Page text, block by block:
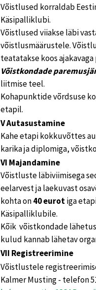
Võistlused korraldab
Käsipalliklubi.
Võistlused viiakse läbi
võistlusmäärustele.
teatatakse koos
Võistkondade
liitmise teel.
Kohapunktide võrdsuse
etapil.
V Autasustamine
Kahe etapi kokkuvõttes
karika ja diplomiga,
VI Majandamine
Võistluste läbiviimisega
eelarvest ja laekuvast
kohta on40 eurotiga
Käsipalliklubile.
Kõik võistkondade
kulud kannab lähetav
VII Registreerimine
Võistlustele
Kalmer Musting - telefon